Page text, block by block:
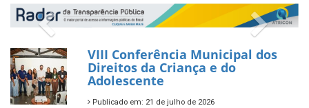
Previous Next
VIII Conferência Municipal dos
Direitos da Criança e do
Adolescente
Publicado em: 21 de julho de 2026